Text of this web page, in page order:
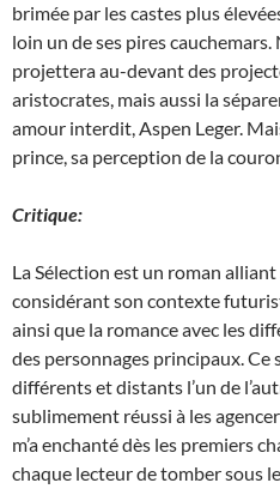
brimée par les castes plus
loin un de ses pires
projettera au-devant des
aristocrates, mais aussi la
amour interdit, Aspen Leger.
prince, sa perception de la
Critique:
La Sélection est un roman
considérant son contexte
ainsi que la romance avec les
des personnages principaux.
différents et distants l’un de
sublimement réussi à les
m’a enchanté dès les premiers
chaque lecteur de tomber sous